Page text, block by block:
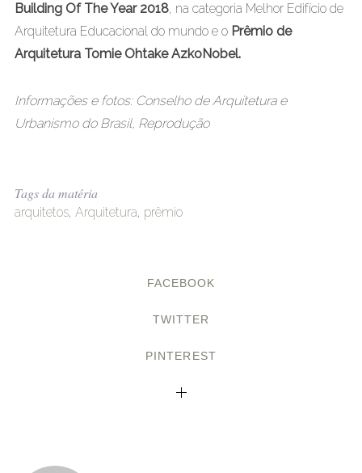
Building Of The Year 2018, na categoria Melhor Edifício de
Arquitetura Educacional do mundo e o Prêmio de
Arquitetura Tomie Ohtake AzkoNobel.
Informações e fotos: Conselho de Arquitetura e
Urbanismo do Brasil, Reprodução
Tags da matéria
arquitetos, Arquitetura, prêmio
FACEBOOK
TWITTER
PINTEREST